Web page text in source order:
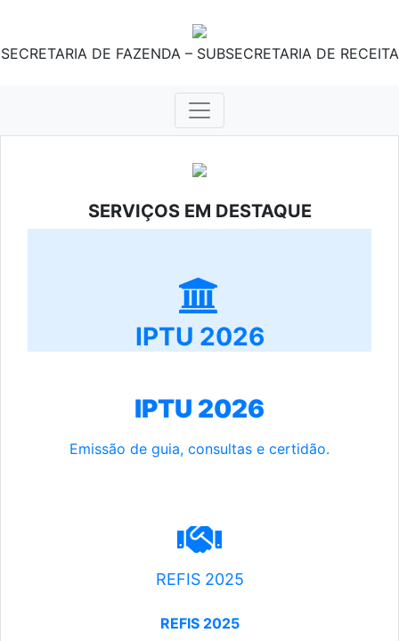
SECRETARIA DE FAZENDA – SUBSECRETARIA DE RECEITA
SERVIÇOS EM DESTAQUE
IPTU 2026
IPTU 2026
Emissão de guia, consultas e certidão.
REFIS 2025
REFIS 2025